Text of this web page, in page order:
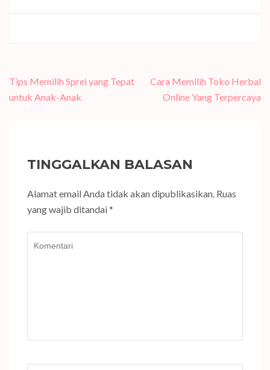
Navigasi
pos
Tips Memilih Sprei yang Tepat
untuk Anak-Anak
Cara Memilih Toko Herbal
Online Yang Terpercaya
TINGGALKAN BALASAN
Alamat email Anda tidak akan dipublikasikan. Ruas
yang wajib ditandai*